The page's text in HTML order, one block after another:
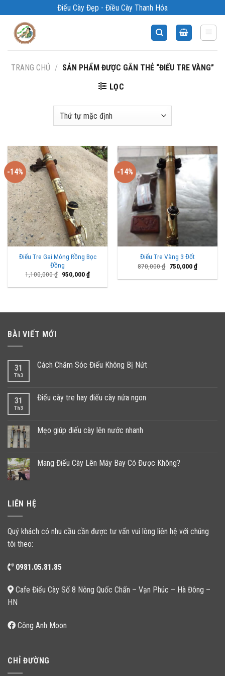
qua
Điếu Cày Đẹp - Điều Cày Thanh Hóa
TRANG CHỦ / SẢN PHẨM ĐƯỢC GẮN THẺ “ĐIẾU TRE VÀNG”
LỌC
-14%
Điếu Tre Gai Móng Rồng Bọc
Đồng
1,100,000₫ Giá
là:
950,000₫Giá
hiện
tại
-14%
Điếu Tre Vàng 3 Đốt
870,000₫ Giá
là:
750,000₫Giá
hiện
tại
BÀI VIẾT MỚI
31
Th3
Cách Chăm Sóc Điếu Không Bị Nứt
31
Th3
Điếu cày tre hay điếu cày nứa ngon
Mẹo giúp điếu cày lên nước nhanh
Mang Điếu Cày Lên Máy Bay Có Được Không?
LIÊN HỆ
Quý khách có nhu cầu cần được tư vấn vui lòng liên hệ với chúng
tôi theo:
0981.05.81.85
Cafe Điếu Cày Số 8 Nông Quốc Chấn – Vạn Phúc – Hà Đông –
HN
Công Anh Moon
CHỈ ĐƯỜNG